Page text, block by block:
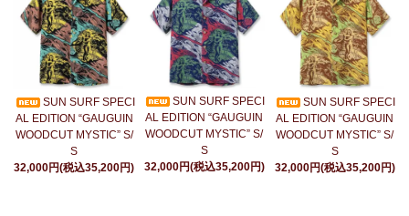
SUN SURF SPECI
AL EDITION “GAUGUIN
WOODCUT MYSTIC” S/
S
32,000円(税込35,200円)
SUN SURF SPECI
AL EDITION “GAUGUIN
WOODCUT MYSTIC” S/
S
32,000円(税込35,200円)
SUN SURF SPECI
AL EDITION “GAUGUIN
WOODCUT MYSTIC” S/
S
32,000円(税込35,200円)